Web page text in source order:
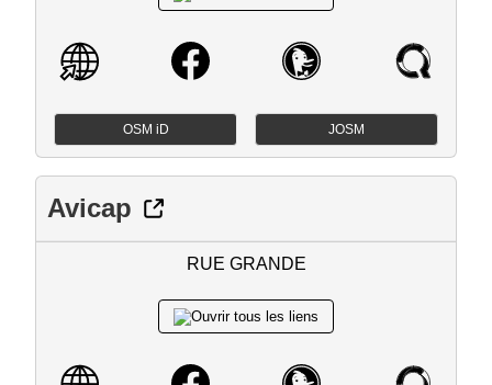
OSM iD JOSM
Avicap
RUE GRANDE